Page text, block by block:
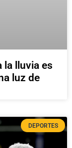
la lluvia es
luz de
DEPORTES